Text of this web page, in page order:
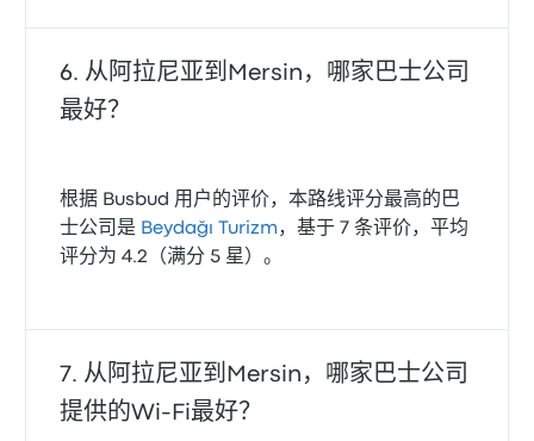
从阿拉尼亚到Mersin，哪家巴士公司
最好？
根据 Busbud 用户的评价，本路线评分最高的巴
士公司是 Beydağı Turizm ，基于 7 条评价，平均
评分为 4.2（满分 5 星）。
从阿拉尼亚到Mersin，哪家巴士公司
提供的Wi‑Fi最好？